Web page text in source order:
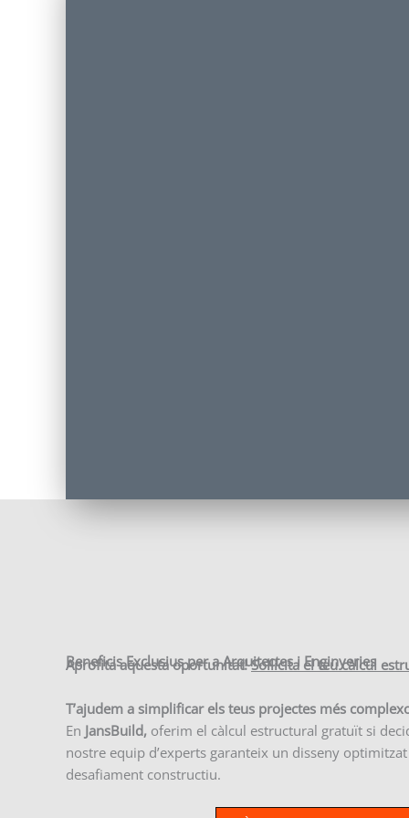
Beneficis Exclusius per a Arquitectes i Enginyeries
Aprofita aquesta oportunitat!Sol·licita el teu càlcul
T’ajudem a simplificar els teus projectes més
En JansBuild, oferim el càlcul estructural gratuït si
nostre equip d’experts garanteix un disseny
desafiament constructiu.